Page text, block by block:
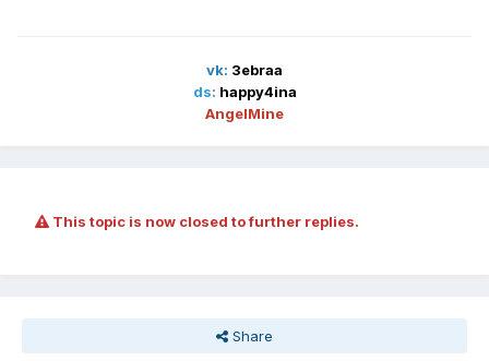
vk: 3ebraa
ds: happy4ina
AngelMine
This topic is now closed to further replies.
Share